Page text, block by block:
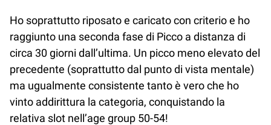
Ho soprattutto riposato e caricato con criterio e ho
raggiunto una seconda fase di Picco a distanza di
circa 30 giorni dall’ultima. Un picco meno elevato del
precedente (soprattutto dal punto di vista mentale)
ma ugualmente consistente tanto è vero che ho
vinto addirittura la categoria, conquistando la
relativa slot nell’age group 50-54!